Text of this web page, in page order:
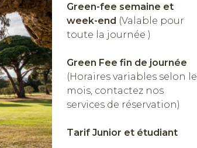
Green-fee semaine et
week-end (Valable pour
toute la journée )
Green Fee fin de journée
(Horaires variables selon le
mois, contactez nos
services de réservation)
Tarif Junior et étudiant